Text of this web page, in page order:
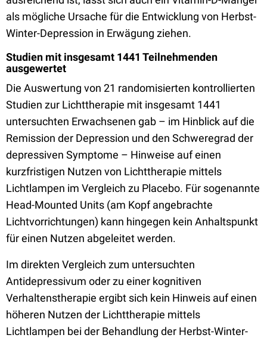
als mögliche Ursache für die Entwicklung von Herbst-
Winter-Depression in Erwägung ziehen.
Studien mit insgesamt 1441 Teilnehmenden
ausgewertet
Die Auswertung von 21 randomisierten kontrollierten
Studien zur Lichttherapie mit insgesamt 1441
untersuchten Erwachsenen gab – im Hinblick auf die
Remission der Depression und den Schweregrad der
depressiven Symptome – Hinweise auf einen
kurzfristigen Nutzen von Lichttherapie mittels
Lichtlampen im Vergleich zu Placebo. Für sogenannte
Head-Mounted Units (am Kopf angebrachte
Lichtvorrichtungen) kann hingegen kein Anhaltspunkt
für einen Nutzen abgeleitet werden.
Im direkten Vergleich zum untersuchten
Antidepressivum oder zu einer kognitiven
Verhaltenstherapie ergibt sich kein Hinweis auf einen
höheren Nutzen der Lichttherapie mittels
Lichtlampen bei der Behandlung der Herbst-Winter-